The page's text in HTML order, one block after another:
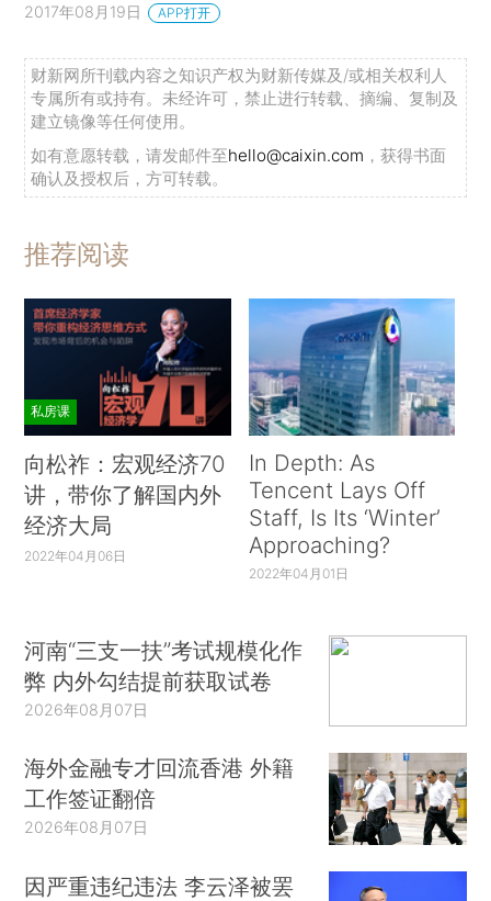
2017年08月19日 APP打开
财新网所刊载内容之知识产权为财新传媒及/或相关权利人
专属所有或持有。未经许可，禁止进行转载、摘编、复制及
建立镜像等任何使用。
如有意愿转载，请发邮件至hello@caixin.com ，获得书面
确认及授权后，方可转载。
推荐阅读
私房课
向松祚：宏观经济70
讲，带你了解国内外
经济大局
2022年04月06日
In Depth: As
Tencent Lays Off
Staff, Is Its ‘Winter’
Approaching?
2022年04月01日
河南“三支一扶”考试规模化作
弊 内外勾结提前获取试卷
2026年08月07日
海外金融专才回流香港 外籍
工作签证翻倍
2026年08月07日
因严重违纪违法 李云泽被罢